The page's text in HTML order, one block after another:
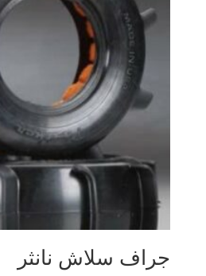
جراف سلاش نانثر